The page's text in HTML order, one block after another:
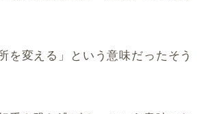
を変える」という意味だったそう